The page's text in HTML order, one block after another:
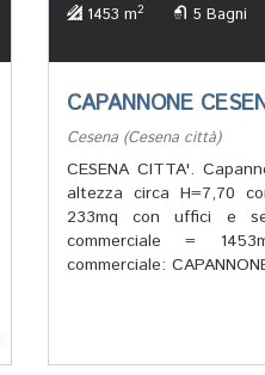
1453 m2 5 Bagni
CAPANNONE
Cesena (Cesena città)
CESENA CITTA'.
altezza circa H=7,70
233mq con uffici e
commerciale =
commerciale: